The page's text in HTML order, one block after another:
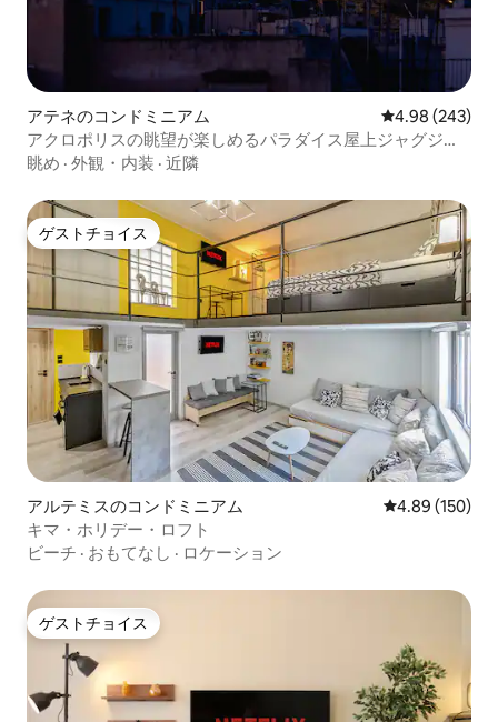
アテネのコンドミニアム レビュー243
4.98 (243)
アクロポリスの眺望が楽しめるパラダイス屋上ジャグジ
ー。
眺め · 外観・内装 · 近隣
ゲストチョイス
ゲストチョイス
アルテミスのコンドミニアム レビュー150
4.89 (150)
キマ・ホリデー・ロフト
ビーチ · おもてなし · ロケーション
ゲストチョイス
ゲストチョイス